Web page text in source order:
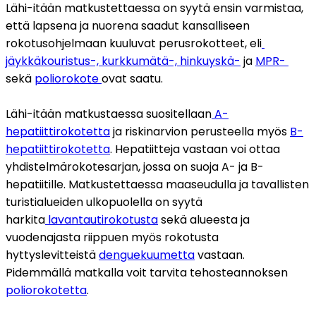
Lähi-itään matkustettaessa on syytä ensin varmistaa,
että lapsena ja nuorena saadut kansalliseen
rokotusohjelmaan kuuluvat perusrokotteet, eli
jäykkäkouristus-, kurkkumätä-, hinkuyskä- ja
sekä poliorokote ovat saatu.
Lähi-itään matkustaessa suositellaan A-
hepatiittirokotetta ja riskinarvion perusteella myös B-
hepatiittirokotetta. Hepatiitteja vastaan voi ottaa
yhdistelmärokotesarjan, jossa on suoja A- ja B-
hepatiitille. Matkustettaessa maaseudulla ja tavallisten
turistialueiden ulkopuolella on syytä
harkita lavantautirokotusta sekä alueesta ja
vuodenajasta riippuen myös rokotusta
hyttyslevitteistä denguekuumetta vastaan.
poliorokotetta.